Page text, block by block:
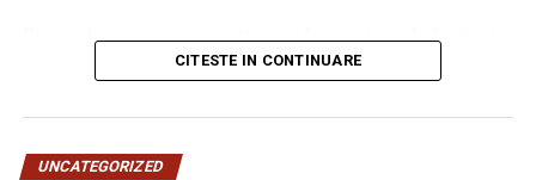
* instituțiile publice partenere;
* structurile sportive și organizațiile implicate în
este sa descarci aplicatia Summer Well, disponibila in
festivalului, zonele de food & drinks, activitatile de
CITESTE IN CONTINUARE
UNCATEGORIZED